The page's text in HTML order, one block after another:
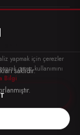
saklıdır.
yapmak için çerezler
çerez kullanımını
Bilgi